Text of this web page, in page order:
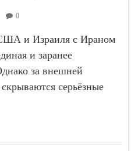
0
и Израиля с Ираном
и заранее
за внешней
серьёзные